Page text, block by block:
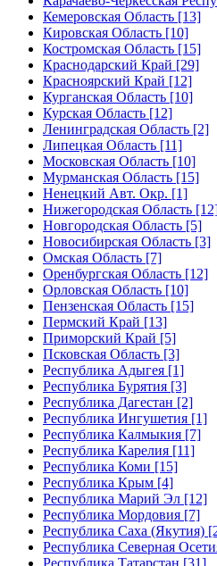
Кемеровская Область [13]
Кировская Область [10]
Костромская Область [15]
Краснодарский Край [29]
Красноярский Край [12]
Курганская Область [10]
Курская Область [12]
Ленинградская Область [2]
Липецкая Область [11]
Московская Область [10]
Мурманская Область [15]
Ненецкий Авт. Окр. [1]
Нижегородская Область
Новгородская Область [5]
Новосибирская Область [3]
Омская Область [7]
Оренбургская Область [12]
Орловская Область [10]
Пензенская Область [15]
Пермский Край [13]
Приморский Край [5]
Псковская Область [3]
Республика Адыгея [1]
Республика Бурятия [3]
Республика Дагестан [2]
Республика Ингушетия [1]
Республика Калмыкия [7]
Республика Карелия [11]
Республика Коми [15]
Республика Крым [4]
Республика Марий Эл [12]
Республика Мордовия [7]
Республика Саха (Якутия)
Республика Северная
Республика Татарстан [31]